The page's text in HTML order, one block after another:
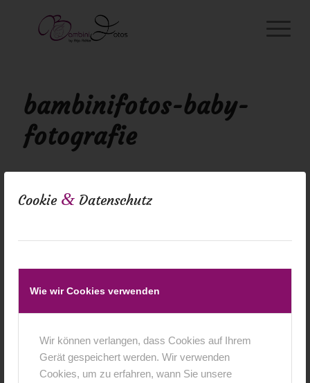
Cookie & Datenschutz
Wie wir Cookies verwenden
Wir können verlangen, dass Cookies auf Ihrem
Gerät gespeichert werden. Wir verwenden
Cookies, um zu erfahren, wann Sie unsere
bambinifotos-baby-
fotografie
0 Kommentare